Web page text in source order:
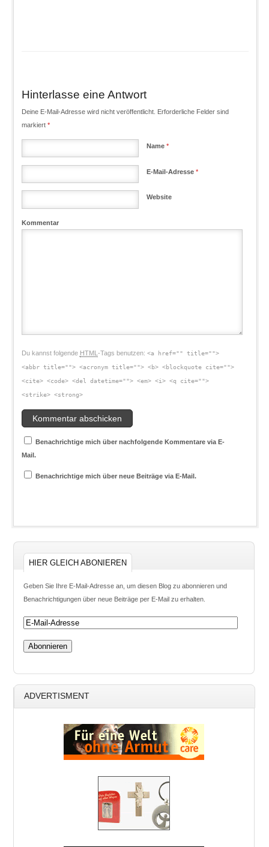
Hinterlasse eine Antwort
Deine E-Mail-Adresse wird nicht veröffentlicht. Erforderliche Felder sind
markiert *
Name *
E-Mail-Adresse *
Website
Kommentar
Du kannst folgende HTML -Tags benutzen: <a href="" title="">
<abbr title=""> <acronym title=""> <b> <blockquote cite="">
<cite> <code> <del datetime=""> <em> <i> <q cite="">
<strike> <strong>
Benachrichtige mich über nachfolgende Kommentare via E-
Mail.
Benachrichtige mich über neue Beiträge via E-Mail.
HIER GLEICH ABONIEREN
Geben Sie Ihre E-Mail-Adresse an, um diesen Blog zu abonnieren und
Benachrichtigungen über neue Beiträge per E-Mail zu erhalten.
ADVERTISMENT